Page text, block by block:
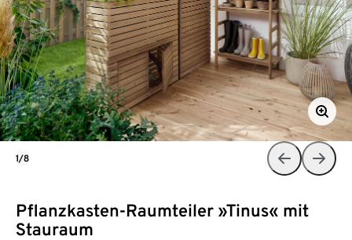
Pflanzkasten-Raumteiler »Tinus« mit
Stauraum
1/8